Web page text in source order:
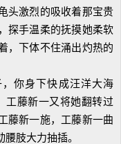
激烈的吸收着那宝贵
探手温柔的抚摸她柔软
，下体不住涌出灼热的
你身下快成汪洋大海
藤新一又将她翻转过
藤新一施，工藤新一曲
肢大力抽插。